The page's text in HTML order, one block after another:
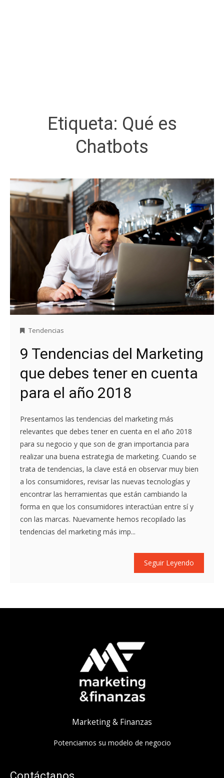
Etiqueta: Qué es
Chatbots
Tendencias
9 Tendencias del Marketing
que debes tener en cuenta
para el año 2018
Presentamos las tendencias del marketing más
relevantes que debes tener en cuenta en el año 2018
para su negocio y que son de gran importancia para
realizar una buena estrategia de marketing. Cuando se
trata de tendencias, la clave está en observar muy bien
a los consumidores, revisar las nuevas tecnologías y
encontrar las herramientas que están cambiando la
forma en que los consumidores interactúan entre sí y
con las marcas. Nuevamente hemos recopilado las
tendencias del marketing más imp...
Seguir Leyendo
Marketing & Finanzas
Potenciamos su modelo de negocio